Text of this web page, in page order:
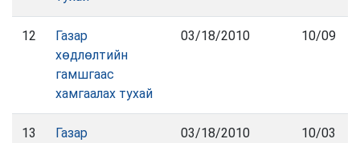
12
Газар
хөдлөлтийн
гамшгаас
хамгаалах тухай
03/18/2010 10/09
13
Газар
03/18/2010 10/03